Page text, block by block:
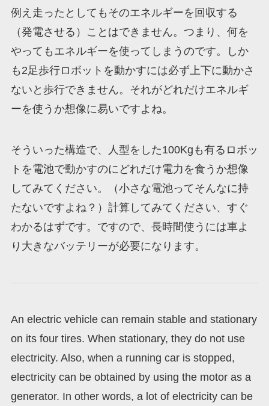
例え走ったとしてもそのエネルギーを回収する
（発電させる）ことはできません。つまり、何を
やってもエネルギーを使ってしまうのです。しか
も2足歩行ロボットを動かすには必ず上下に動かさ
ないと歩行できません。それがどれだけエネルギ
ーを使うか想像に易いですよね。
そういった構造で、人型をした100Kgも有るロボッ
トを電池で動かすのにどれだけ電力を食うか想像
してみてください。（小さな電池ってそんなに持
たないですよね？）計算してみてください、すぐ
わかるはずです。ですので、長時間使うには車よ
り大きなバッテリーが必要になります。
An electric vehicle can remain stable and stationary
on its four tires. When stationary, they do not use
electricity. Also, when a running car is stopped,
electricity can be obtained by using the motor as a
generator. In other words, a lot of electricity can be